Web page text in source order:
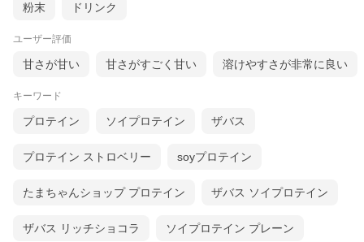
粉末 ドリンク
ユーザー評価
甘さが甘い 甘さがすごく甘い 溶けやすさが非常に良い
キーワード
プロテイン ソイプロテイン ザバス
プロテイン ストロベリー soyプロテイン
たまちゃんショップ プロテイン ザバス ソイプロテイン
ザバス リッチショコラ ソイプロテイン プレーン